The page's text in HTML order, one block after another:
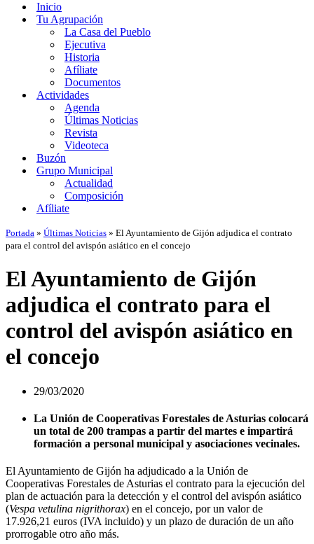
Inicio
Tu Agrupación
La Casa del Pueblo
Ejecutiva
Historia
Afíliate
Documentos
Actividades
Agenda
Últimas Noticias
Revista
Videoteca
Buzón
Grupo Municipal
Actualidad
Composición
Afíliate
Portada » Últimas Noticias » El Ayuntamiento de Gijón adjudica el contrato
para el control del avispón asiático en el concejo
El Ayuntamiento de Gijón
adjudica el contrato para el
control del avispón asiático en
el concejo
29/03/2020
La Unión de Cooperativas Forestales de Asturias colocará
un total de 200 trampas a partir del martes e impartirá
formación a personal municipal y asociaciones vecinales.
El Ayuntamiento de Gijón ha adjudicado a la Unión de
Cooperativas Forestales de Asturias el contrato para la ejecución del
plan de actuación para la detección y el control del avispón asiático
(Vespa vetulina nigrithorax) en el concejo, por un valor de
17.926,21 euros (IVA incluido) y un plazo de duración de un año
prorrogable otro año más.